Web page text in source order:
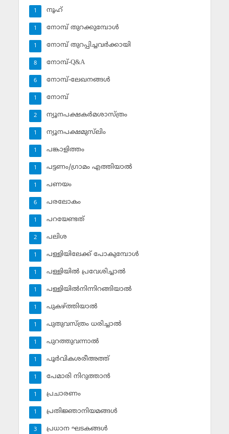
നൂഹ്‌
1
നോമ്പ് തുറക്കുമ്പോള്‍
1
നോമ്പ് തുറപ്പിച്ചവര്‍ക്കായി
1
നോമ്പ്-Q&A
8
നോമ്പ്-ലേഖനങ്ങള്‍
6
നോമ്പ്‌
1
ന്യൂനപക്ഷകര്‍മശാസ്ത്രം
2
ന്യൂനപക്ഷമുസ്‌ലിം
1
പങ്കാളിത്തം
1
പട്ടണം/ഗ്രാമം എത്തിയാല്‍
1
പണയം
1
പരലോകം
6
പറയേണ്ടത്
1
പലിശ
2
പള്ളിയിലേക്ക് പോകുമ്പോള്‍
1
പള്ളിയില്‍ പ്രവേശിച്ചാല്‍
1
പള്ളിയില്‍നിന്നിറങ്ങിയാല്‍
1
പുകഴ്ത്തിയാല്‍
1
പുതുവസ്ത്രം ധരിച്ചാല്‍
1
പുറത്തുവന്നാല്‍
1
പൂര്‍വികശരീഅത്ത്
1
പേമാരി നിറുത്താന്‍
1
പ്രചാരണം
1
പ്രതിജ്ഞാനിയമങ്ങള്‍
1
പ്രധാന ഘടകങ്ങള്‍
3